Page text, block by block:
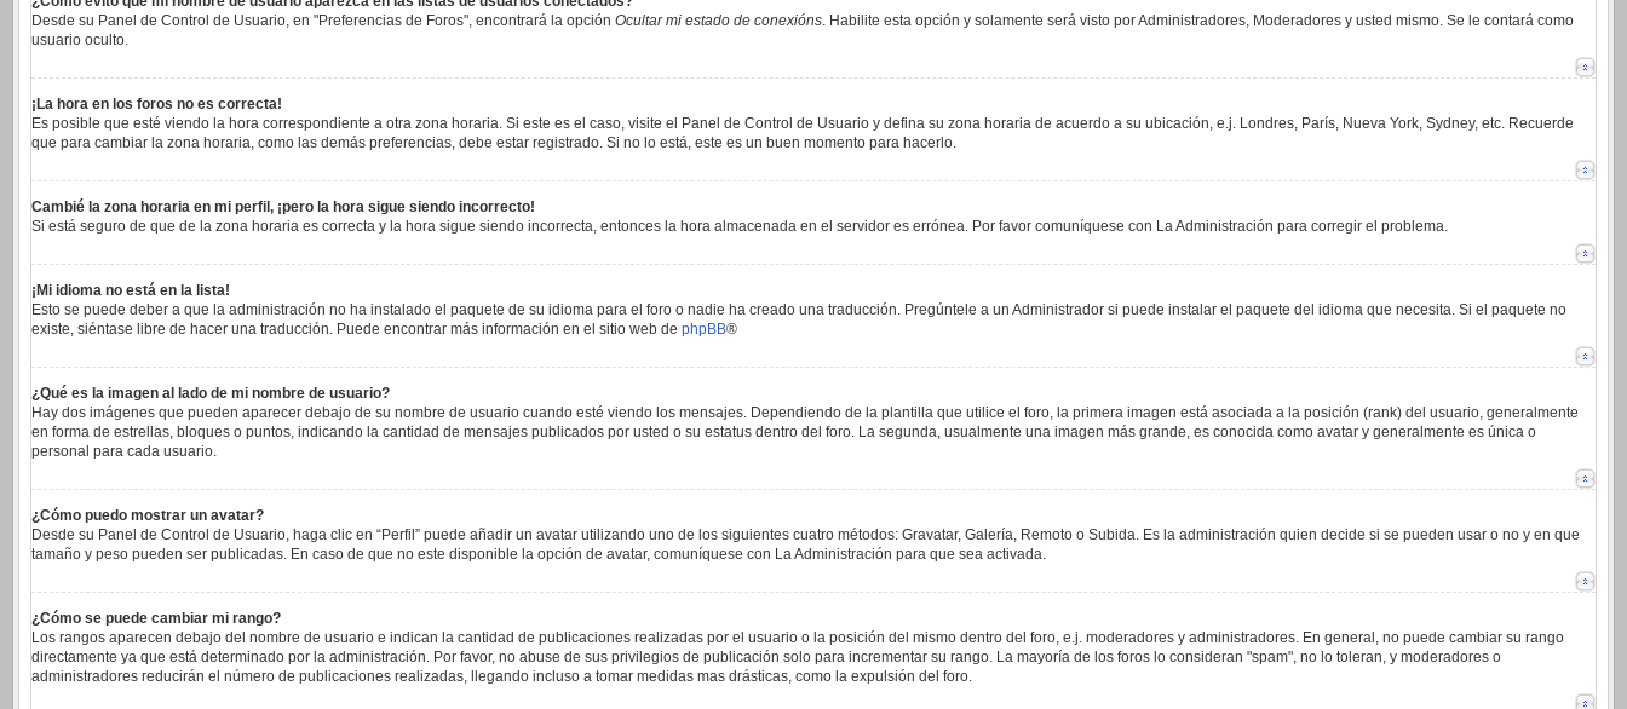
Desde su Panel de Control de Usuario, en "Preferencias de Foros", encontrará la opción Ocultar mi estado de conexións. Habilite esta opción y solamente será visto por Administradores, Moderadores y usted mismo. Se le contará como
usuario oculto.
¡La hora en los foros no es correcta!
Es posible que esté viendo la hora correspondiente a otra zona horaria. Si este es el caso, visite el Panel de Control de Usuario y defina su zona horaria de acuerdo a su ubicación, e.j. Londres, París, Nueva York, Sydney, etc. Recuerde
que para cambiar la zona horaria, como las demás preferencias, debe estar registrado. Si no lo está, este es un buen momento para hacerlo.
Cambié la zona horaria en mi perfil, ¡pero la hora sigue siendo incorrecto!
Si está seguro de que de la zona horaria es correcta y la hora sigue siendo incorrecta, entonces la hora almacenada en el servidor es errónea. Por favor comuníquese con La Administración para corregir el problema.
¡Mi idioma no está en la lista!
Esto se puede deber a que la administración no ha instalado el paquete de su idioma para el foro o nadie ha creado una traducción. Pregúntele a un Administrador si puede instalar el paquete del idioma que necesita. Si el paquete no
existe, siéntase libre de hacer una traducción. Puede encontrar más información en el sitio web de phpBB®
¿Qué es la imagen al lado de mi nombre de usuario?
Hay dos imágenes que pueden aparecer debajo de su nombre de usuario cuando esté viendo los mensajes. Dependiendo de la plantilla que utilice el foro, la primera imagen está asociada a la posición (rank) del usuario, generalmente
en forma de estrellas, bloques o puntos, indicando la cantidad de mensajes publicados por usted o su estatus dentro del foro. La segunda, usualmente una imagen más grande, es conocida como avatar y generalmente es única o
personal para cada usuario.
¿Cómo puedo mostrar un avatar?
Desde su Panel de Control de Usuario, haga clic en “Perfil” puede añadir un avatar utilizando uno de los siguientes cuatro métodos: Gravatar, Galería, Remoto o Subida. Es la administración quien decide si se pueden usar o no y en que
tamaño y peso pueden ser publicadas. En caso de que no este disponible la opción de avatar, comuníquese con La Administración para que sea activada.
¿Cómo se puede cambiar mi rango?
Los rangos aparecen debajo del nombre de usuario e indican la cantidad de publicaciones realizadas por el usuario o la posición del mismo dentro del foro, e.j. moderadores y administradores. En general, no puede cambiar su rango
directamente ya que está determinado por la administración. Por favor, no abuse de sus privilegios de publicación solo para incrementar su rango. La mayoría de los foros lo consideran "spam", no lo toleran, y moderadores o
administradores reducirán el número de publicaciones realizadas, llegando incluso a tomar medidas mas drásticas, como la expulsión del foro.